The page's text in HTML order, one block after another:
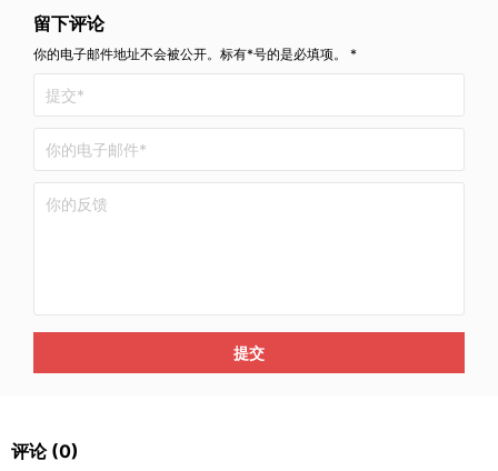
留下评论
你的电子邮件地址不会被公开。标有*号的是必填项。 *
提交
评论 (0)